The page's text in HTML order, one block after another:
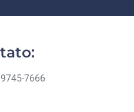
7666